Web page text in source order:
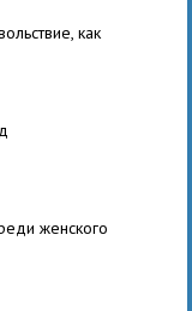
как
женского